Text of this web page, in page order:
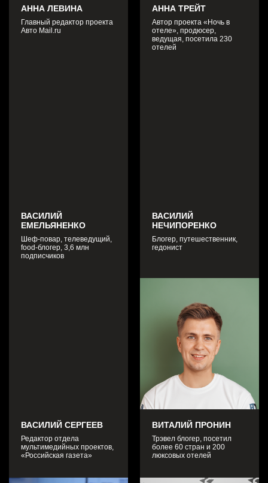
АННА ЛЕВИНА
Главный редактор проекта
Авто Mail.ru
АННА ТРЕЙТ
Автор проекта «Ночь в
отеле», продюсер,
ведущая, посетила 230
отелей
ВАСИЛИЙ
ЕМЕЛЬЯНЕНКО
Шеф-повар, телеведущий,
food-блогер, 3,6 млн
подписчиков
ВАСИЛИЙ
НЕЧИПОРЕНКО
Блогер, путешественник,
гедонист
ВАСИЛИЙ СЕРГЕЕВ
Редактор отдела
мультимедийных проектов,
«Российская газета»
ВИТАЛИЙ ПРОНИН
Трэвел блогер, посетил
более 60 стран и 200
люксовых отелей